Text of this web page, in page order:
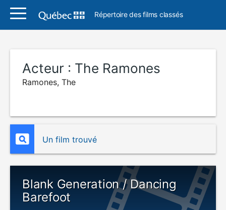
Répertoire des films classés
Acteur : The Ramones
Ramones, The
Un film trouvé
Blank Generation / Dancing
Barefoot